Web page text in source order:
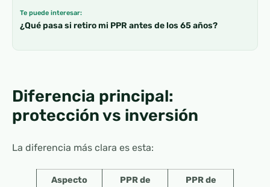
Te puede interesar:
¿Qué pasa si retiro mi PPR antes de los 65 años?
Diferencia principal:
protección vs inversión
La diferencia más clara es esta:
Aspecto
PPR de
PPR de